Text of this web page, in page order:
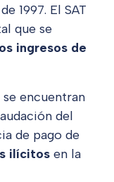
1997. El SAT
que se
ingresos de
encuentran
del
de pago de
ilícitos en la